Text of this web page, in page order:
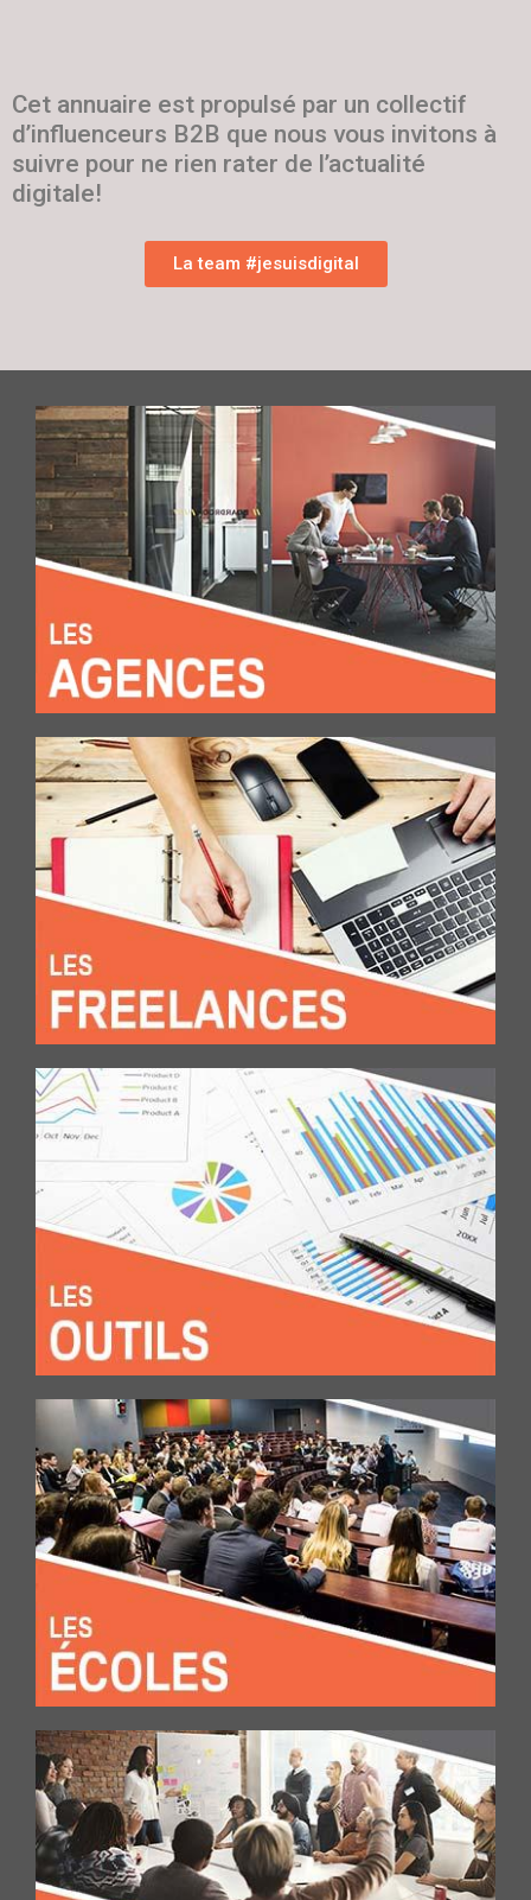
Cet annuaire est propulsé par un collectif
d’influenceurs B2B que nous vous invitons à
suivre pour ne rien rater de l’actualité
digitale!
La team #jesuisdigital